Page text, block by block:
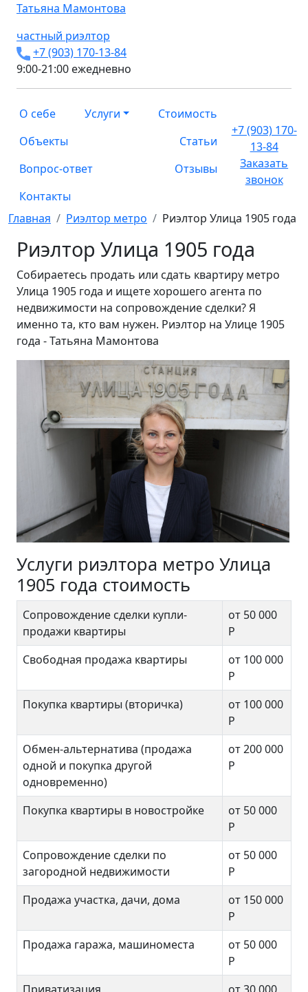
Татьяна Мамонтова
частный риэлтор
+7 (903) 170-13-84
9:00-21:00 ежедневно
О себе Услуги
Стоимость
Объекты
Статьи
Вопрос-ответ
Отзывы
Контакты
+7 (903) 170-
13-84
Заказать
звонок
Главная Риэлтор метро Риэлтор Улица 1905 года
Риэлтор Улица 1905 года
Собираетесь продать или сдать квартиру метро
Улица 1905 года и ищете хорошего агента по
недвижимости на сопровождение сделки? Я
именно та, кто вам нужен. Риэлтор на Улице 1905
года - Татьяна Мамонтова
Услуги риэлтора метро Улица
1905 года стоимость
Сопровождение сделки купли-
продажи квартиры
от 50 000
Р
Свободная продажа квартиры
от 100 000
Р
Покупка квартиры (вторичка)
от 100 000
Р
Обмен-альтернатива (продажа
одной и покупка другой
одновременно)
от 200 000
Р
Покупка квартиры в новостройке
от 50 000
Р
Сопровождение сделки по
загородной недвижимости
от 50 000
Р
Продажа участка, дачи, дома
от 150 000
Р
Продажа гаража, машиноместа
от 50 000
Р